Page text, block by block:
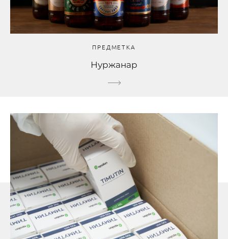
ПРЕДМЕТКА
Нуржанар